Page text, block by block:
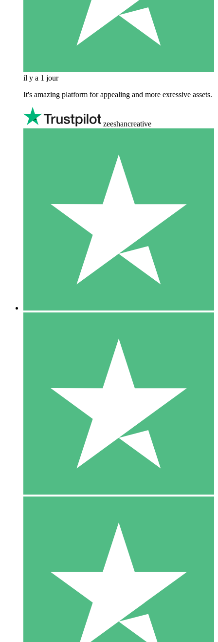
il y a 1 jour
It's amazing platform for appealing and more exressive assets.
zeeshancreative